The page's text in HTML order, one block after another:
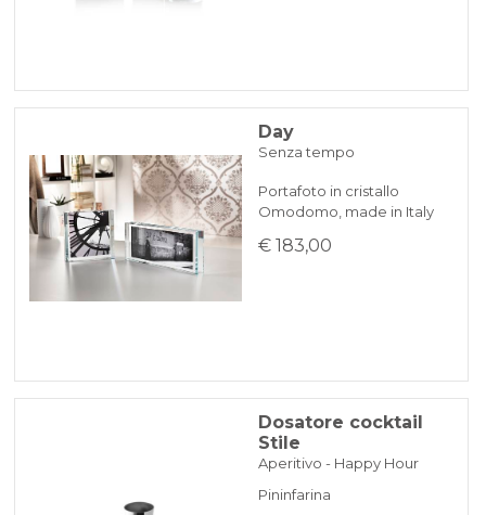
Day
Senza tempo
Portafoto in cristallo
Omodomo, made in Italy
€ 183,00
Dosatore cocktail
Stile
Aperitivo - Happy Hour
Pininfarina